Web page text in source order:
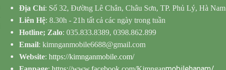
Địa Chỉ: Số 32, Đường Lê Chân, Châu Sơn, TP. Phủ Lý, Hà Nam
Liên Hệ: 8.30h - 21h tất cả các ngày trong tuần
Hotline; Zalo: 035.833.8389, 0398.862.899
Email: kimnganmobile6688@gmail.com
Website: https://kimnganmobile.com/